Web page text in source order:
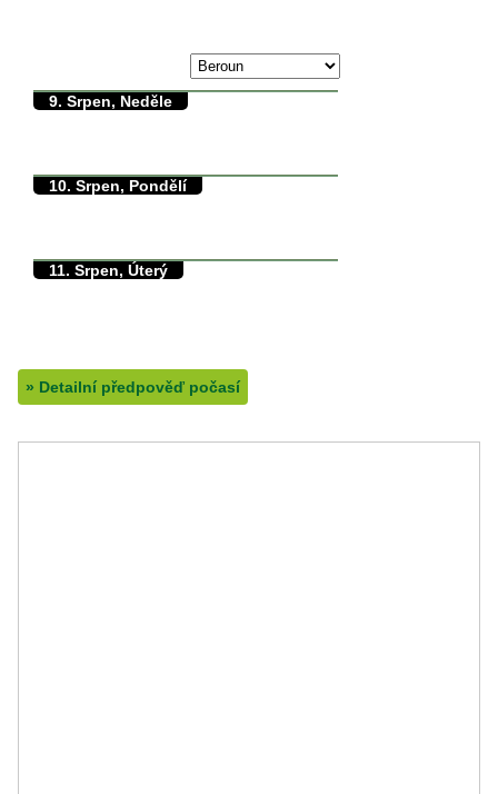
9. Srpen, Neděle
10. Srpen, Pondělí
11. Srpen, Úterý
» Detailní předpověď počasí